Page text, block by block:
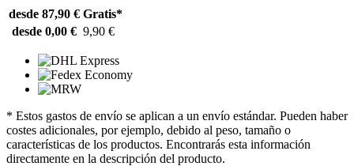
desde 87,90 € Gratis*
desde 0,00 € 9,90 €
* Estos gastos de envío se aplican a un envío estándar. Pueden haber
costes adicionales, por ejemplo, debido al peso, tamaño o
características de los productos. Encontrarás esta información
directamente en la descripción del producto.